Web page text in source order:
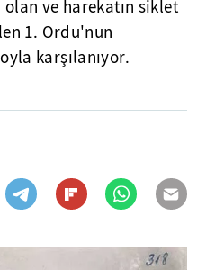
ve harekatın siklet
1. Ordu'nun
karşılanıyor.